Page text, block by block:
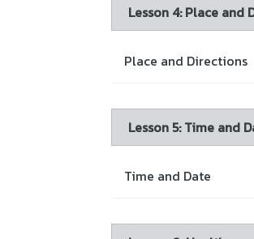
Lesson 4: Place and
Place and Directions
Lesson 5: Time and
Time and Date